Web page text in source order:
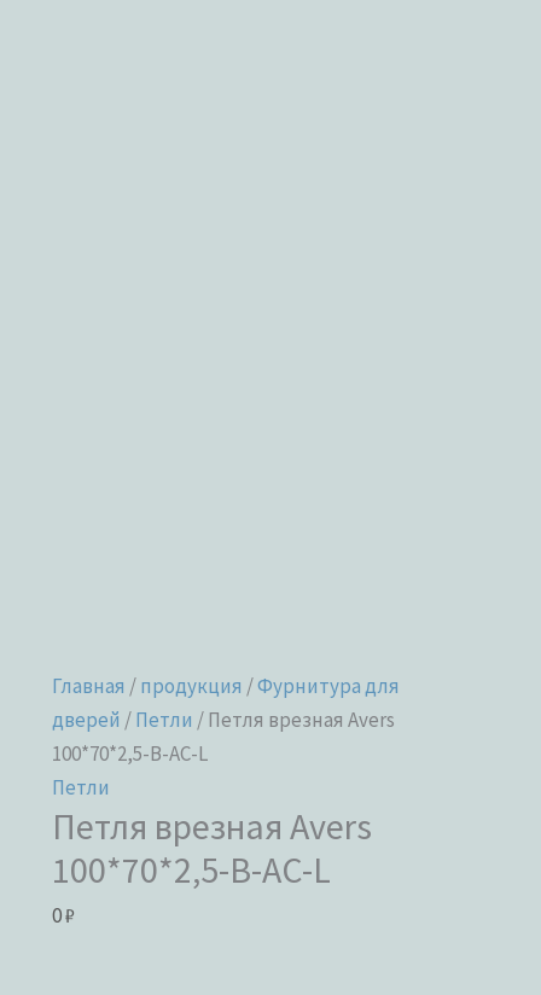
Главная /продукция /Фурнитура для
дверей /Петли / Петля врезная Avers
100*70*2,5-B-AC-L
Петли
Петля врезная Avers
100*70*2,5-B-AC-L
0₽